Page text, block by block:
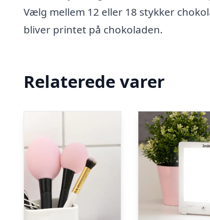
Vælg mellem 12 eller 18 stykker
bliver printet på chokoladen.
Relaterede varer